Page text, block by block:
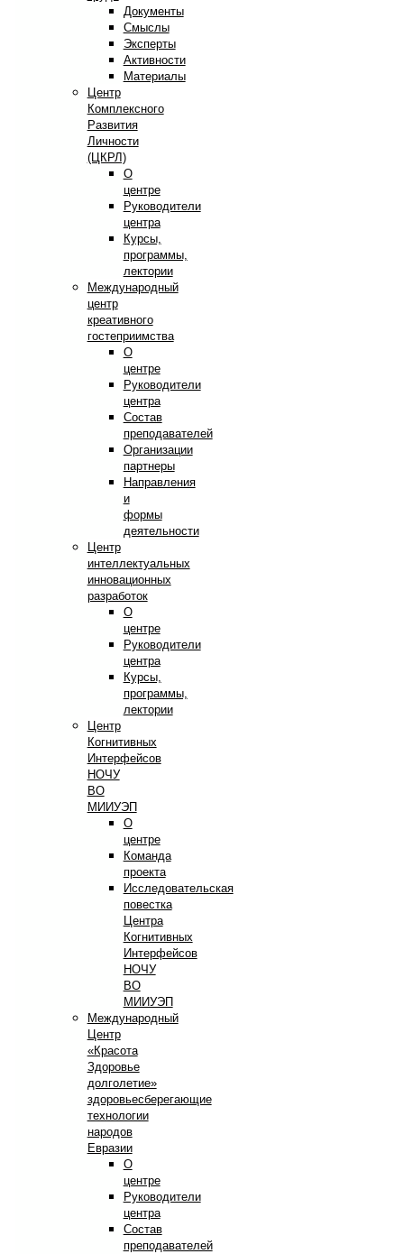
Документы
Смыслы
Эксперты
Активности
Материалы
Центр
Комплексного
Развития
Личности
(ЦКРЛ)
О
центре
Руководители
центра
Курсы,
программы,
лектории
Международный
центр
креативного
гостеприимства
О
центре
Руководители
центра
Состав
преподавателей
Организации
партнеры
Направления
и
формы
деятельности
Центр
интеллектуальных
инновационных
разработок
О
центре
Руководители
центра
Курсы,
программы,
лектории
Центр
Когнитивных
Интерфейсов
НОЧУ
ВО
МИИУЭП
О
центре
Команда
проекта
Исследовательская
повестка
Центра
Когнитивных
Интерфейсов
НОЧУ
ВО
МИИУЭП
Международный
Центр
«Красота
Здоровье
долголетие»
здоровьесберегающие
технологии
народов
Евразии
О
центре
Руководители
центра
Состав
преподавателей